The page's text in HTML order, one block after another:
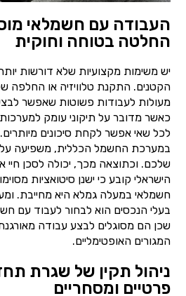
העבודה עם חשמלאי
החלטה בטוחה וחוקית
יש משימות מקצועיות שלא דורשות
הקטנים. התקנת טלוויזיה או החלפה
מעולות לעבודות פשוטות שאפשר
כאשר מדובר על תיקוני עומק
לכל שאי אפשר לקחת סיכונים
במערכת החשמל הכללית, משפיעה
שלכם. וכתוצאה מכך, יכולה לסכן
הישראלי קובע כי ישנן סיטואציות
חשמלאי במעלה גמלא היא מחייבת.
בעלי הנכסים הוא לבחור לעבוד עם
שכן הם מסוגלים לבצע עבודה
המגורים האופטימליים.
ניהול תקין של שגרת
פרטיים ומסחריים